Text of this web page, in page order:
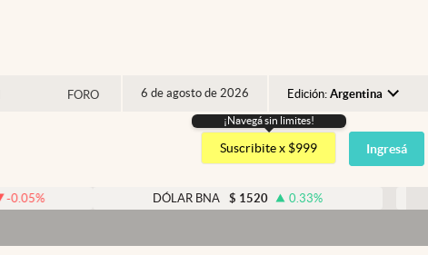
FORO 6 de agosto de 2026 Edición: Argentina
Argentina
España
USA
¡Navegá sin limites!
Suscribite x $999 Ingresá
DÓLAR BNA $ 1520 0.33%